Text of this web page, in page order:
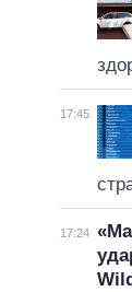
17:45
17:24